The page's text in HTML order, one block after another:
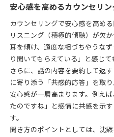
安心感を高めるカウンセリ
カウンセリングで安心感を高め
リスニング（積極的傾聴）が欠
耳を傾け、適度な相づちやうな
り聞いてもらえている」と感じて
さらに、話の内容を要約して返
に寄り添う「共感的応答」を取
安心感が一層高まります。例え
たのですね」と感情に共感を示
す。
聞き方のポイントとしては、沈